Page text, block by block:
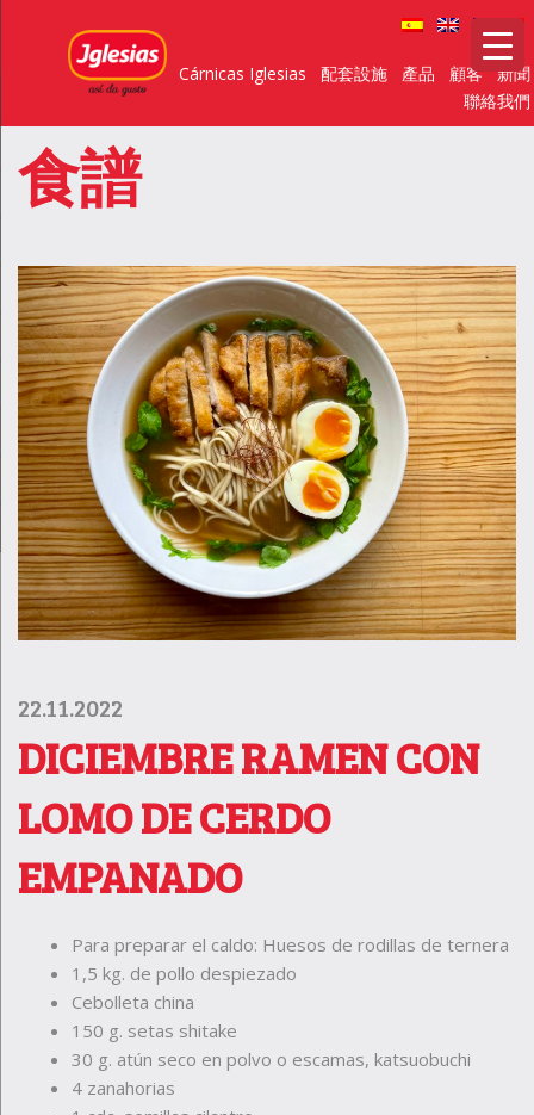
Cárnicas Iglesias 配套設施 產品 顧客
新聞
聯絡我們
食譜
22.11.2022
DICIEMBRE RAMEN CON
LOMO DE CERDO
EMPANADO
Para preparar el caldo: Huesos de rodillas de ternera
1,5 kg. de pollo despiezado
Cebolleta china
150 g. setas shitake
30 g. atún seco en polvo o escamas, katsuobuchi
4 zanahorias